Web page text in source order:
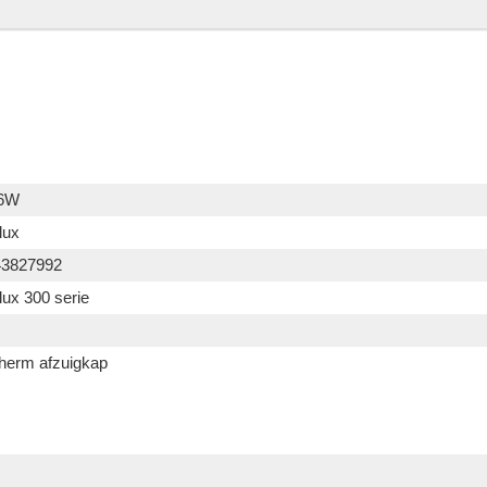
300 serie
afzuigkap